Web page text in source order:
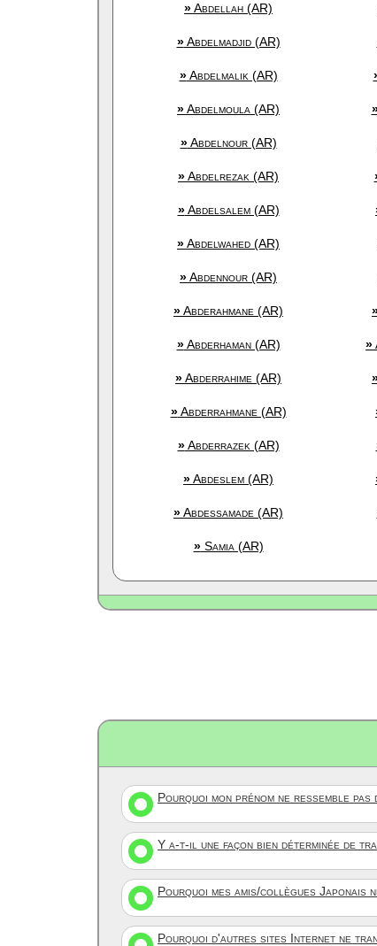
»Abdellah (AR)
»Abdelmadjid (AR)
»Abdelmalik (AR)
»Abdelmoula (AR)
»Abdelnour (AR)
»Abdelrezak (AR)
»Abdelsalem (AR)
»Abdelwahed (AR)
»Abdennour (AR)
»Abderahmane (AR)
»Abderhaman (AR) »
»Abderrahime (AR)
»Abderrahmane (AR)
»Abderrazek (AR)
»Abdeslem (AR)
»Abdessamade (AR)
»Samia (AR)
Pourquoi mon prénom ne ressemble
Y a-t-il une façon bien déterminée de
Pourquoi mes amis/collègues Japonais
Pourquoi d'autres sites Internet ne